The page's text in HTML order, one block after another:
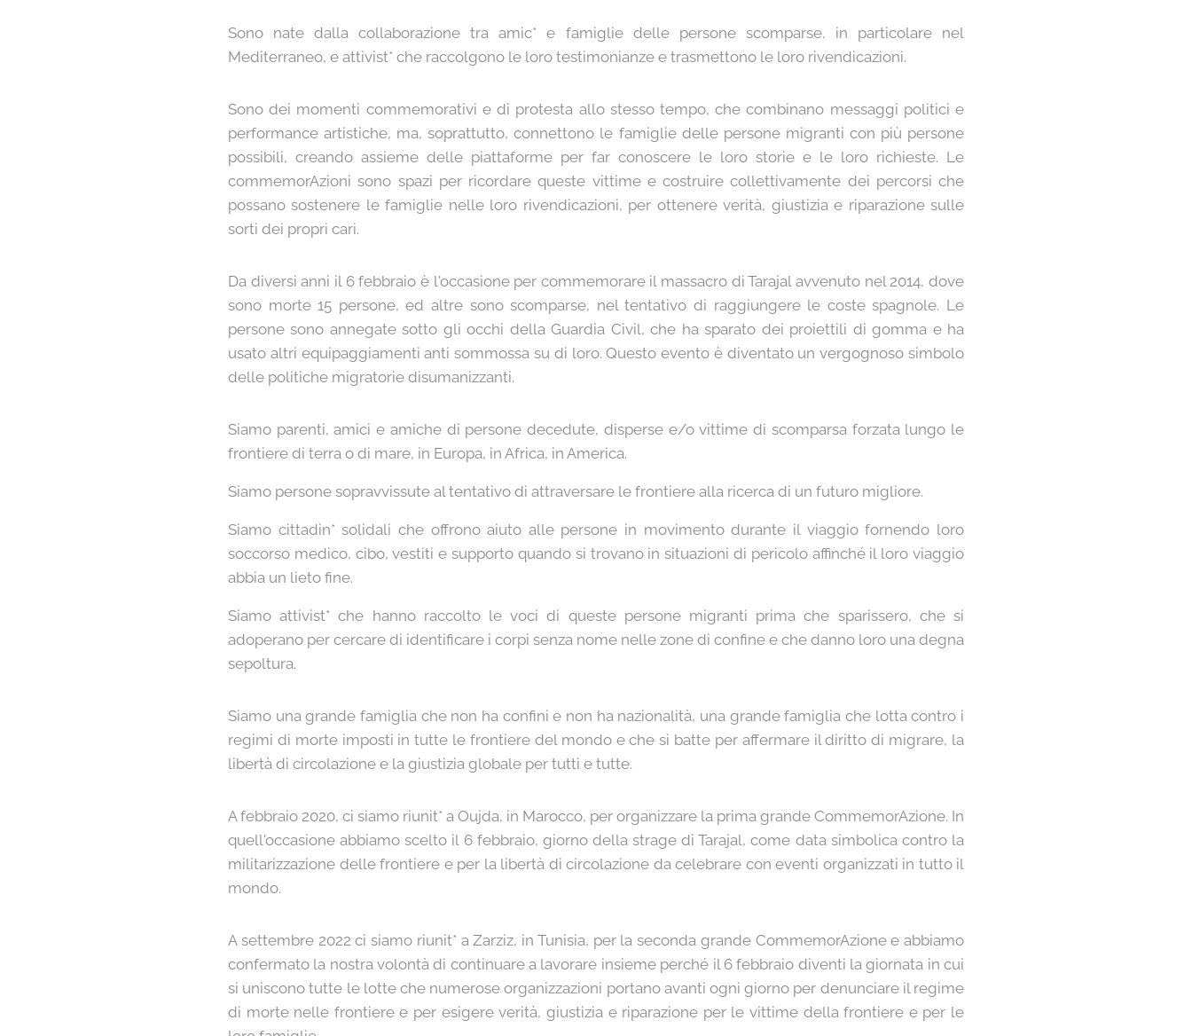
Sono nate dalla collaborazione tra amic* e famiglie delle persone scomparse, in particolare nel
Mediterraneo, e attivist* che raccolgono le loro testimonianze e trasmettono le loro rivendicazioni.
Sono dei momenti commemorativi e di protesta allo stesso tempo, che combinano messaggi politici e
performance artistiche, ma, soprattutto, connettono le famiglie delle persone migranti con più persone
possibili, creando assieme delle piattaforme per far conoscere le loro storie e le loro richieste. Le
commemorAzioni sono spazi per ricordare queste vittime e costruire collettivamente dei percorsi che
possano sostenere le famiglie nelle loro rivendicazioni, per ottenere verità, giustizia e riparazione sulle
sorti dei propri cari.
Da diversi anni il 6 febbraio è l'occasione per commemorare il massacro di Tarajal avvenuto nel 2014, dove
sono morte 15 persone, ed altre sono scomparse, nel tentativo di raggiungere le coste spagnole. Le
persone sono annegate sotto gli occhi della Guardia Civil, che ha sparato dei proiettili di gomma e ha
usato altri equipaggiamenti anti sommossa su di loro. Questo evento è diventato un vergognoso simbolo
delle politiche migratorie disumanizzanti.
Siamo parenti, amici e amiche di persone decedute, disperse e/o vittime di scomparsa forzata lungo le
frontiere di terra o di mare, in Europa, in Africa, in America.
Siamo persone sopravvissute al tentativo di attraversare le frontiere alla ricerca di un futuro migliore.
Siamo cittadin* solidali che offrono aiuto alle persone in movimento durante il viaggio fornendo loro
soccorso medico, cibo, vestiti e supporto quando si trovano in situazioni di pericolo affinché il loro viaggio
abbia un lieto fine.
Siamo attivist* che hanno raccolto le voci di queste persone migranti prima che sparissero, che si
adoperano per cercare di identificare i corpi senza nome nelle zone di confine e che danno loro una degna
sepoltura.
Siamo una grande famiglia che non ha confini e non ha nazionalità, una grande famiglia che lotta contro i
regimi di morte imposti in tutte le frontiere del mondo e che si batte per affermare il diritto di migrare, la
libertà di circolazione e la giustizia globale per tutti e tutte.
A febbraio 2020, ci siamo riunit* a Oujda, in Marocco, per organizzare la prima grande CommemorAzione. In
quell'occasione abbiamo scelto il 6 febbraio, giorno della strage di Tarajal, come data simbolica contro la
militarizzazione delle frontiere e per la libertà di circolazione da celebrare con eventi organizzati in tutto il
mondo.
A settembre 2022 ci siamo riunit* a Zarziz, in Tunisia, per la seconda grande CommemorAzione e abbiamo
confermato la nostra volontà di continuare a lavorare insieme perché il 6 febbraio diventi la giornata in cui
si uniscono tutte le lotte che numerose organizzazioni portano avanti ogni giorno per denunciare il regime
di morte nelle frontiere e per esigere verità, giustizia e riparazione per le vittime della frontiere e per le